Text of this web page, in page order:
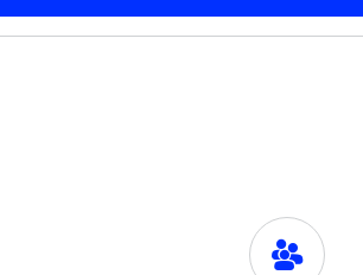
icon-itaufonts_lideranca icon